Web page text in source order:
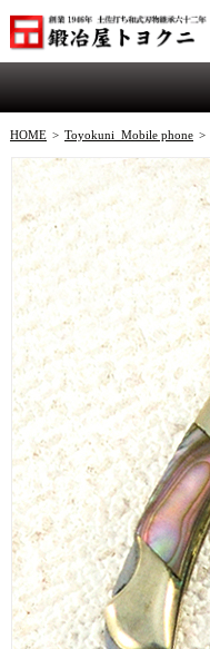
HOME > Toyokuni_Mobile phone >